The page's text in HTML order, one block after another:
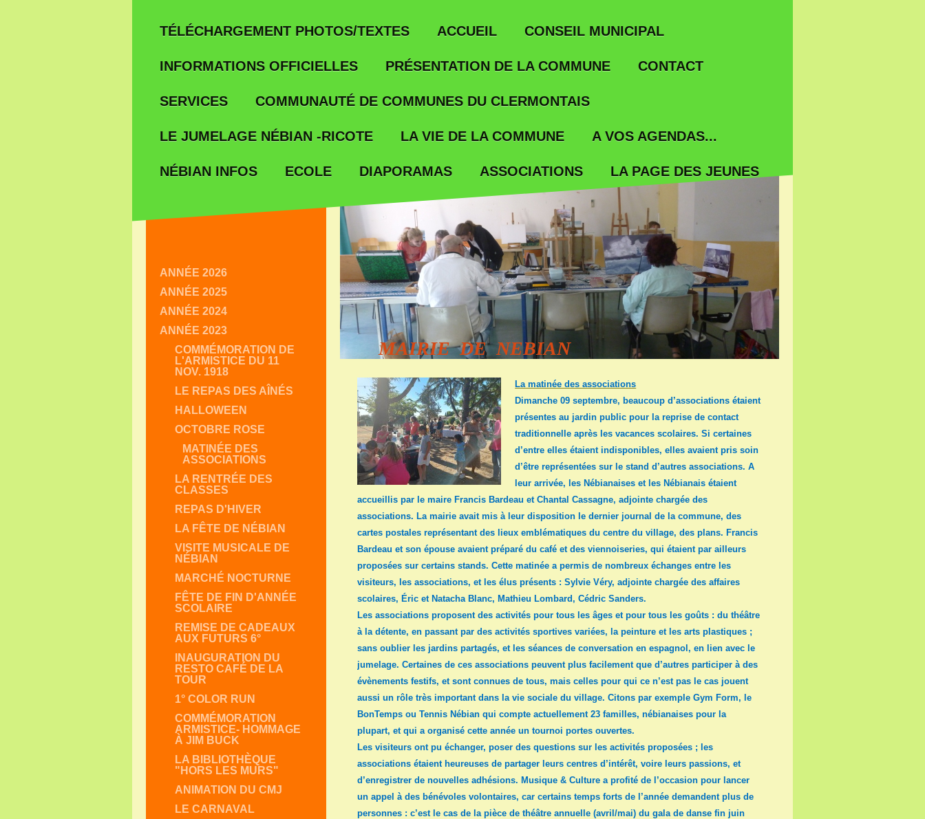
TÉLÉCHARGEMENT PHOTOS/TEXTES ACCUEIL CONSEIL MUNICIPAL
INFORMATIONS OFFICIELLES PRÉSENTATION DE LA COMMUNE CONTACT
SERVICES COMMUNAUTÉ DE COMMUNES DU CLERMONTAIS
LE JUMELAGE NÉBIAN -RICOTE LA VIE DE LA COMMUNE A VOS AGENDAS...
NÉBIAN INFOS ECOLE DIAPORAMAS ASSOCIATIONS LA PAGE DES JEUNES
MAIRIE DE NEBIAN
La matinée des associations
Dimanche 09 septembre, beaucoup d’associations étaient
présentes au jardin public pour la reprise de contact
traditionnelle après les vacances scolaires. Si certaines
d’entre elles étaient indisponibles, elles avaient pris soin
d’être représentées sur le stand d’autres associations. A
leur arrivée, les Nébianaises et les Nébianais étaient
accueillis par le maire Francis Bardeau et Chantal Cassagne, adjointe chargée des
associations. La mairie avait mis à leur disposition le dernier journal de la commune, des
cartes postales représentant des lieux emblématiques du centre du village, des plans. Francis
Bardeau et son épouse avaient préparé du café et des viennoiseries, qui étaient par ailleurs
proposées sur certains stands. Cette matinée a permis de nombreux échanges entre les
visiteurs, les associations, et les élus présents : Sylvie Véry, adjointe chargée des affaires
scolaires, Éric et Natacha Blanc, Mathieu Lombard, Cédric Sanders.
Les associations proposent des activités pour tous les âges et pour tous les goûts : du théâtre
à la détente, en passant par des activités sportives variées, la peinture et les arts plastiques ;
sans oublier les jardins partagés, et les séances de conversation en espagnol, en lien avec le
jumelage. Certaines de ces associations peuvent plus facilement que d’autres participer à des
évènements festifs, et sont connues de tous, mais celles pour qui ce n’est pas le cas jouent
aussi un rôle très important dans la vie sociale du village. Citons par exemple Gym Form, le
BonTemps ou Tennis Nébian qui compte actuellement 23 familles, nébianaises pour la
plupart, et qui a organisé cette année un tournoi portes ouvertes.
Les visiteurs ont pu échanger, poser des questions sur les activités proposées ; les
associations étaient heureuses de partager leurs centres d’intérêt, voire leurs passions, et
d’enregistrer de nouvelles adhésions. Musique & Culture a profité de l’occasion pour lancer
un appel à des bénévoles volontaires, car certains temps forts de l’année demandent plus de
personnes : c’est le cas de la pièce de théâtre annuelle (avril/mai) du gala de danse fin juin
ANNÉE 2026
ANNÉE 2025
ANNÉE 2024
ANNÉE 2023
COMMÉMORATION DE
L'ARMISTICE DU 11
NOV. 1918
LE REPAS DES AÎNÉS
HALLOWEEN
OCTOBRE ROSE
MATINÉE DES
ASSOCIATIONS
LA RENTRÉE DES
CLASSES
REPAS D'HIVER
LA FÊTE DE NÉBIAN
VISITE MUSICALE DE
NÉBIAN
MARCHÉ NOCTURNE
FÊTE DE FIN D'ANNÉE
SCOLAIRE
REMISE DE CADEAUX
AUX FUTURS 6°
INAUGURATION DU
RESTO CAFÉ DE LA
TOUR
1° COLOR RUN
COMMÉMORATION
ARMISTICE- HOMMAGE
À JIM BUCK
LA BIBLIOTHÈQUE
"HORS LES MURS"
ANIMATION DU CMJ
LE CARNAVAL